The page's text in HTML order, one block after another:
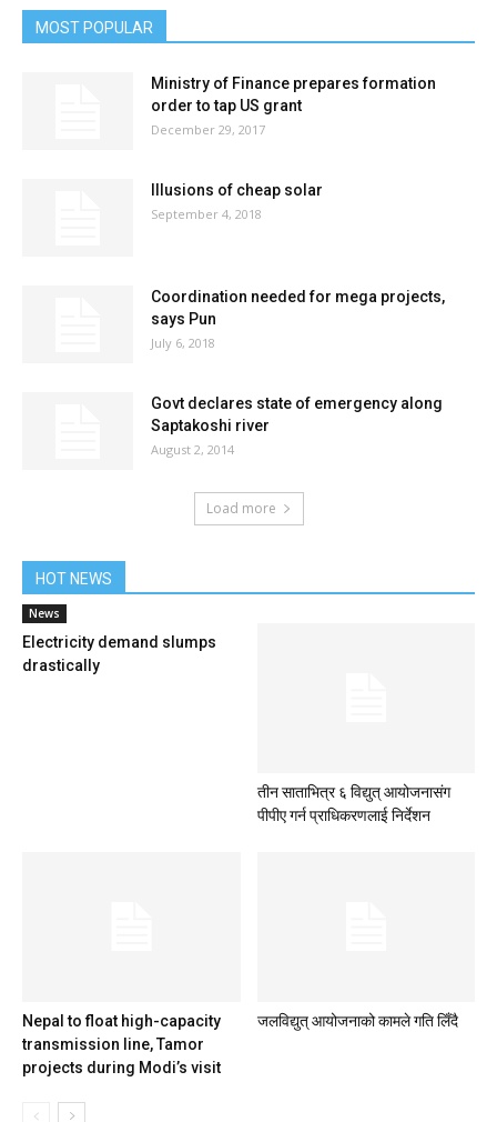
MOST POPULAR
Ministry of Finance prepares formation
order to tap US grant
December 29, 2017
Illusions of cheap solar
September 4, 2018
Coordination needed for mega projects,
says Pun
July 6, 2018
Govt declares state of emergency along
Saptakoshi river
August 2, 2014
Load more
HOT NEWS
News
Electricity demand slumps
drastically
तीन साताभित्र ६ विद्युत् आयोजनासंग
पीपीए गर्न प्राधिकरणलाई निर्देशन
Nepal to float high-capacity
transmission line, Tamor
projects during Modi’s visit
जलविद्युत् आयोजनाको कामले गति लिँदै